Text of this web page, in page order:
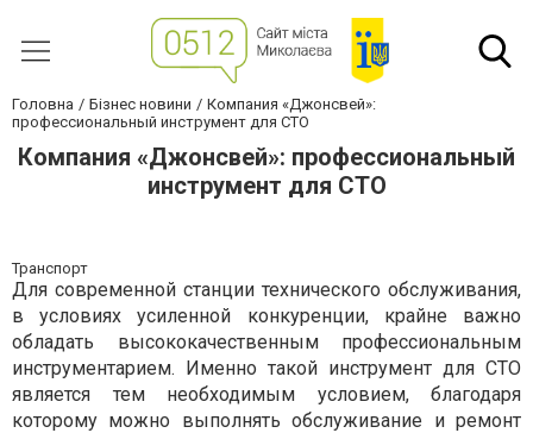
Головна Бізнес новини
Компания «Джонсвей»:
профессиональный инструмент для СТО
Компания «Джонсвей»: профессиональный
инструмент для СТО
Транспорт
Для современной станции технического обслуживания,
в условиях усиленной конкуренции, крайне важно
обладать высококачественным профессиональным
инструментарием. Именно такой инструмент для СТО
является тем необходимым условием, благодаря
которому можно выполнять обслуживание и ремонт